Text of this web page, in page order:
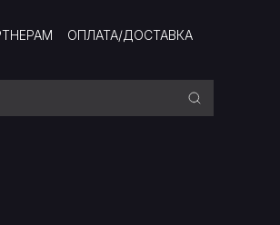
ОПЛАТА/ДОСТАВКА